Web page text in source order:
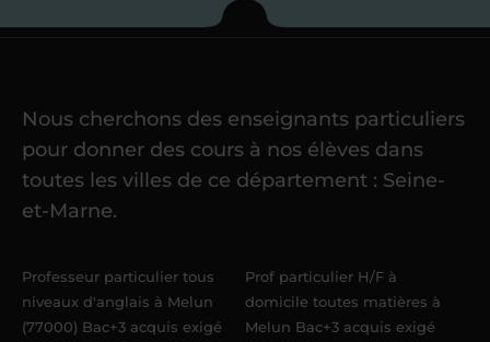
Je commence mes
Une fois ma candidature validée,mon
référent me confie mes premiers
élèvesdans un délai de6 jours
maximum
Nous cherchons des enseignants particuliers
pour donner des cours à nos élèves dans
toutes les villes de ce département : Seine-
et-Marne.
Professeur particulier tous
niveaux d'anglais à Melun
(77000) Bac+3 acquis exigé
Prof particulier H/F à
domicile toutes matières à
Melun Bac+3 acquis exigé